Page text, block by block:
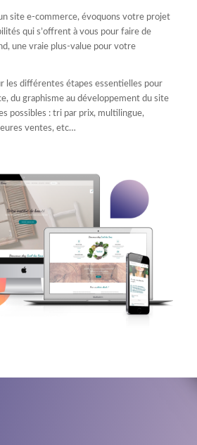
site e-commerce, évoquons votre projet
qui s’offrent à vous pour faire de
une vraie plus-value pour votre
les différentes étapes essentielles pour
du graphisme au développement du site
possibles : tri par prix, multilingue,
ventes, etc…